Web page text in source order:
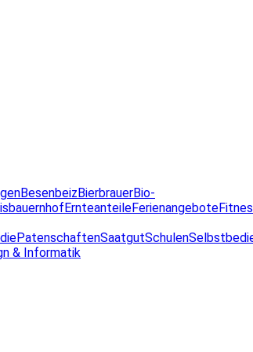
BesenbeizBierbrauerBio-
ErnteanteileFerienangebote
PatenschaftenSaatgutSchulen
& Informatik